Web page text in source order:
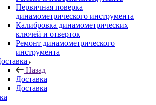
Первичная поверка
динамометрического инструмента
Калибровка динамометрических
ключей и отверток
Ремонт динамометрического
инструмента
Назад
Доставка
Доставка